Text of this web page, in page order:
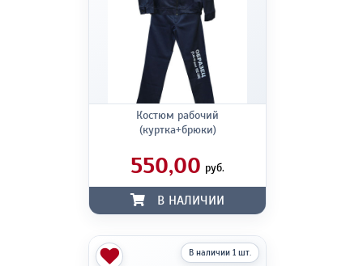
Костюм рабочий
(куртка+брюки)
550,00 руб.
В НАЛИЧИИ
В наличии 1 шт.